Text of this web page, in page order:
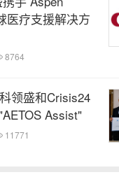
业、OTA(在线旅游)、航
酒店行业最新动态。扫
医疗支援解决方
8764
领盛和Crisis24
Assist"
11771